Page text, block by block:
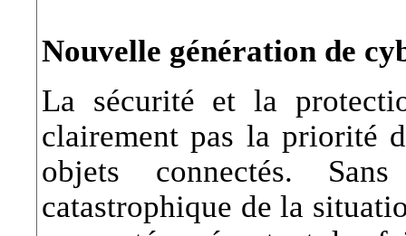
Nouvelle génération de
La sécurité et la
clairement pas la priorité
objets connectés.
catastrophique de la